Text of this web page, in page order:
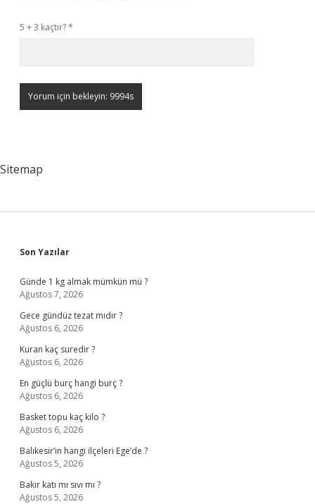
5 + 3 kaçtır?*
Sitemap
Sidebar
Son Yazılar
Günde 1 kg almak mümkün mü ?
Ağustos 7, 2026
Gece gündüz tezat mıdır ?
Ağustos 6, 2026
Kuran kaç suredir ?
Ağustos 6, 2026
En güçlü burç hangi burç ?
Ağustos 6, 2026
Basket topu kaç kilo ?
Ağustos 6, 2026
Balıkesir’in hangi ilçeleri Ege’de ?
Ağustos 5, 2026
Bakır katı mı sıvı mı ?
Ağustos 5, 2026